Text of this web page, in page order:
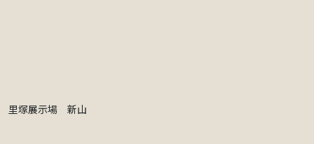
里塚展示場 新山